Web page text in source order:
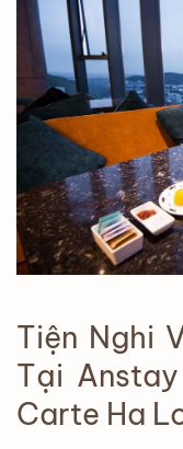
Tiện Nghi
Tại
Carte Ha